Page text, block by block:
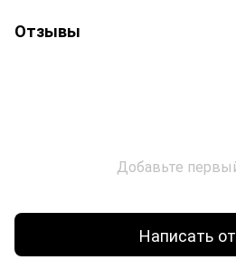
Отзывы
Добавьте
Написать